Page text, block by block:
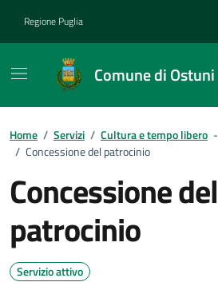
Regione Puglia
Comune di Ostuni
Home / Servizi / Cultura e tempo libero -
/ Concessione del patrocinio
Concessione del
patrocinio.
Servizio attivo.